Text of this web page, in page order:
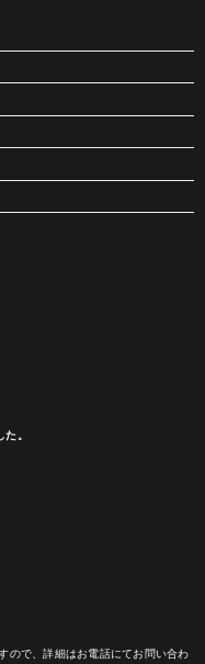
。
ので、詳細はお電話にてお問い合わ